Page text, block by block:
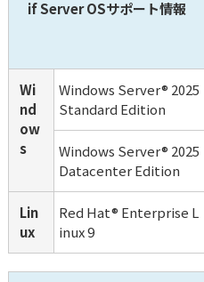
if Server OSサポート情報
Wi
nd
ow
s
Windows Server® 2025
Standard Edition
Windows Server® 2025
Datacenter Edition
Lin
ux
Red Hat® Enterprise L
inux 9